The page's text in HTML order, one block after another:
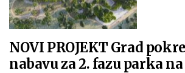
NOVI PROJEKT Grad
nabavu za 2. fazu parka